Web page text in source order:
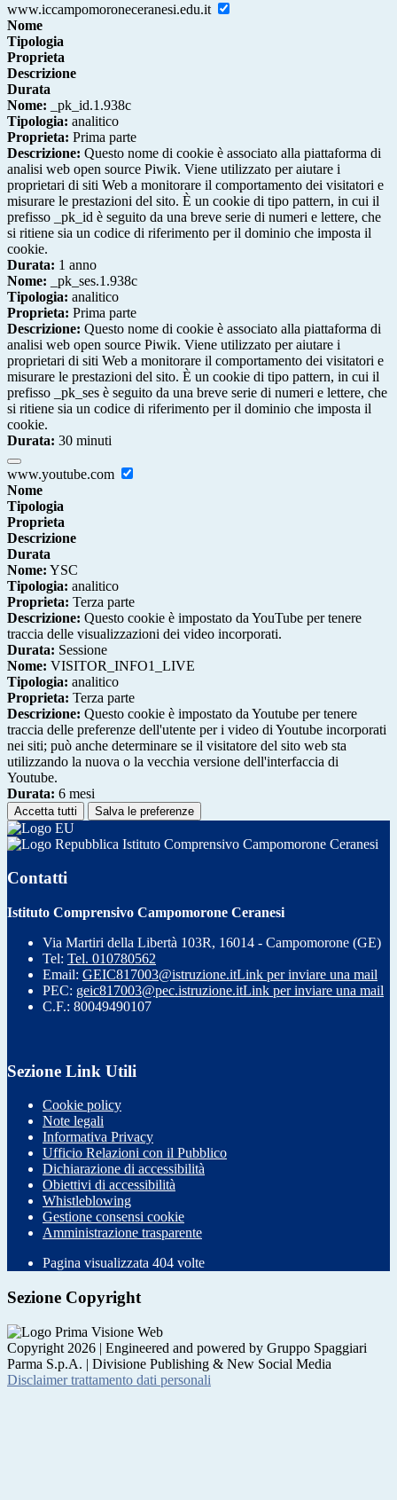
www.iccampomoroneceranesi.edu.it
Nome
Tipologia
Proprieta
Descrizione
Durata
Nome: _pk_id.1.938c
Tipologia: analitico
Proprieta: Prima parte
Descrizione: Questo nome di cookie è associato alla piattaforma di
analisi web open source Piwik. Viene utilizzato per aiutare i
proprietari di siti Web a monitorare il comportamento dei visitatori e
misurare le prestazioni del sito. È un cookie di tipo pattern, in cui il
prefisso _pk_id è seguito da una breve serie di numeri e lettere, che
si ritiene sia un codice di riferimento per il dominio che imposta il
cookie.
Durata: 1 anno
Nome: _pk_ses.1.938c
Tipologia: analitico
Proprieta: Prima parte
Descrizione: Questo nome di cookie è associato alla piattaforma di
analisi web open source Piwik. Viene utilizzato per aiutare i
proprietari di siti Web a monitorare il comportamento dei visitatori e
misurare le prestazioni del sito. È un cookie di tipo pattern, in cui il
prefisso _pk_ses è seguito da una breve serie di numeri e lettere, che
si ritiene sia un codice di riferimento per il dominio che imposta il
cookie.
Durata: 30 minuti
www.youtube.com
Nome
Tipologia
Proprieta
Descrizione
Durata
Nome: YSC
Tipologia: analitico
Proprieta: Terza parte
Descrizione: Questo cookie è impostato da YouTube per tenere
traccia delle visualizzazioni dei video incorporati.
Durata: Sessione
Nome: VISITOR_INFO1_LIVE
Tipologia: analitico
Proprieta: Terza parte
Descrizione: Questo cookie è impostato da Youtube per tenere
traccia delle preferenze dell'utente per i video di Youtube incorporati
nei siti; può anche determinare se il visitatore del sito web sta
utilizzando la nuova o la vecchia versione dell'interfaccia di
Youtube.
Durata: 6 mesi
Accetta tutti Salva le preferenze
Istituto Comprensivo Campomorone Ceranesi
Contatti
Istituto Comprensivo Campomorone Ceranesi
Via Martiri della Libertà 103R, 16014 - Campomorone (GE)
Tel: Tel. 010780562
Email: GEIC817003@istruzione.itLink per inviare una mail
PEC: geic817003@pec.istruzione.itLink per inviare una mail
C.F.: 80049490107
Sezione Link Utili
Cookie policy
Note legali
Informativa Privacy
Ufficio Relazioni con il Pubblico
Dichiarazione di accessibilità
Obiettivi di accessibilità
Whistleblowing
Gestione consensi cookie
Amministrazione trasparente
Pagina visualizzata 404 volte
Sezione Copyright
Copyright 2026 | Engineered and powered by Gruppo Spaggiari
Parma S.p.A. | Divisione Publishing & New Social Media
Disclaimer trattamento dati personali